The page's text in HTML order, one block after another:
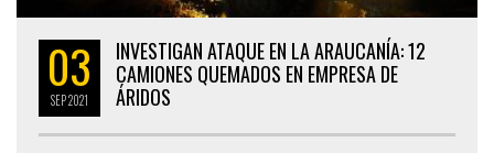
03
SEP2021
INVESTIGAN ATAQUE EN LA ARAUCANÍA: 12
CAMIONES QUEMADOS EN EMPRESA DE
ÁRIDOS